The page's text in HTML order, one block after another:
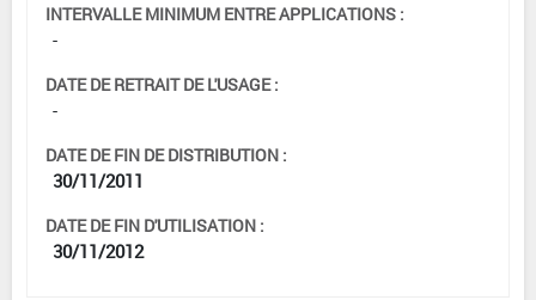
INTERVALLE MINIMUM ENTRE APPLICATIONS :
-
DATE DE RETRAIT DE L'USAGE :
-
DATE DE FIN DE DISTRIBUTION :
30/11/2011
DATE DE FIN D'UTILISATION :
30/11/2012